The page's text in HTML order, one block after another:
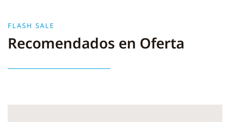
FLASH SALE
Recomendados en Oferta